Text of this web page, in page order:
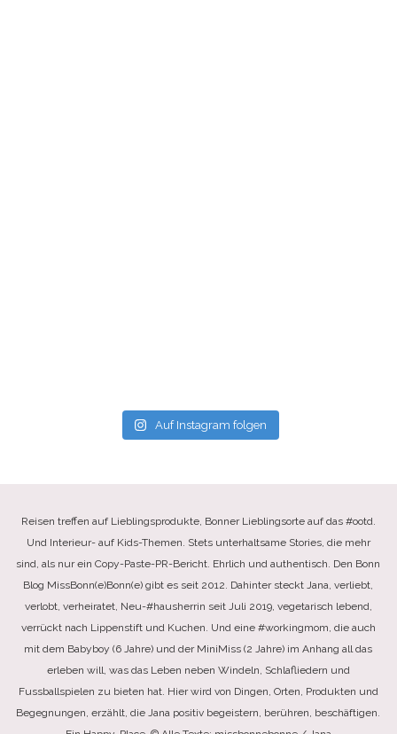
Auf Instagram folgen
Reisen treffen auf Lieblingsprodukte, Bonner Lieblingsorte auf das #ootd.
Und Interieur- auf Kids-Themen. Stets unterhaltsame Stories, die mehr
sind, als nur ein Copy-Paste-PR-Bericht. Ehrlich und authentisch. Den Bonn
Blog MissBonn(e)Bonn(e) gibt es seit 2012. Dahinter steckt Jana, verliebt,
verlobt, verheiratet, Neu-#hausherrin seit Juli 2019, vegetarisch lebend,
verrückt nach Lippenstift und Kuchen. Und eine #workingmom, die auch
mit dem Babyboy (6 Jahre) und der MiniMiss (2 Jahre) im Anhang all das
erleben will, was das Leben neben Windeln, Schlafliedern und
Fussballspielen zu bieten hat. Hier wird von Dingen, Orten, Produkten und
Begegnungen, erzählt, die Jana positiv begeistern, berühren, beschäftigen.